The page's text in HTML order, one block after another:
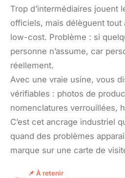
Trop d’intermédiaires jouent
officiels, mais délèguent tout
low-cost. Problème : si
personne n’assume, car
réellement.
Avec une vraie usine, vous
vérifiables : photos de
nomenclatures verrouillées,
C’est cet ancrage industriel
quand des problèmes
marque sur une carte de